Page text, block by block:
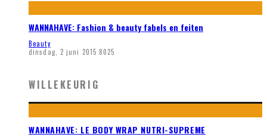
WANNAHAVE: Fashion & beauty fabels en feiten
Beauty
dinsdag, 2 juni 2015 8025
WILLEKEURIG
WANNAHAVE: LE BODY WRAP NUTRI-SUPREME